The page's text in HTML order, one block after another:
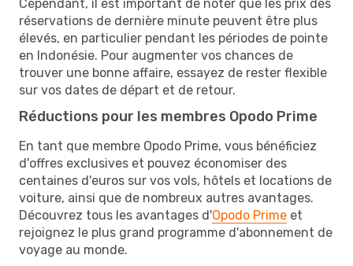
Cependant, il est important de noter que les prix des
réservations de dernière minute peuvent être plus
élevés, en particulier pendant les périodes de pointe
en Indonésie. Pour augmenter vos chances de
trouver une bonne affaire, essayez de rester flexible
sur vos dates de départ et de retour.
Réductions pour les membres Opodo Prime
En tant que membre Opodo Prime, vous bénéficiez
d'offres exclusives et pouvez économiser des
centaines d'euros sur vos vols, hôtels et locations de
voiture, ainsi que de nombreux autres avantages.
Découvrez tous les avantages d'Opodo Prime et
rejoignez le plus grand programme d'abonnement de
voyage au monde.